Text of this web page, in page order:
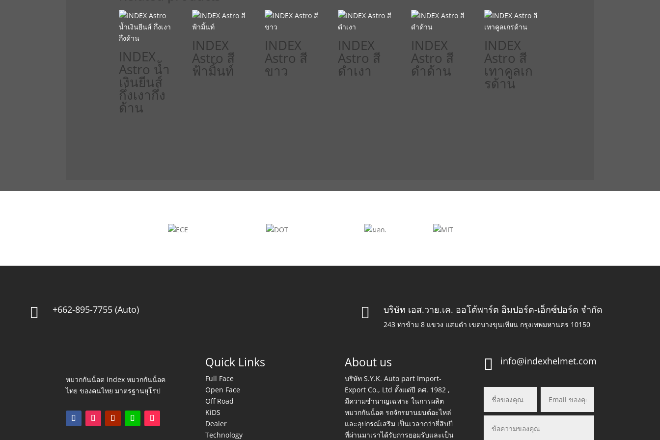
INDEX
Astro น้ำ
เงินยีนส์
กึ่งเงากึ่ง
ด้าน
INDEX
Astro สี
ฟ้ามิ้นท์
INDEX
Astro สี
ขาว
INDEX
Astro สี
ดำเงา
INDEX
Astro สี
ดำด้าน
INDEX
Astro สี
เทาคูลเก
รด้าน
 +662-895-7755 (Auto)  บริษัท เอส.วาย.เค. ออโต้พาร์ต อิมปอร์ต-เอ็กซ์ปอร์ต จำกัด
243 ท่าข้าม 8 แขวง แสมดำ เขตบางขุนเทียน กรุงเทพมหานคร 10150
หมวกกันน็อต index หมวกกันน็อค
ไทย ของคนไทย มาตรฐานยุโรป
Quick Links
Full Face
Open Face
Off Road
KiDS
Dealer
Technology
About us
บริษัท S.Y.K. Auto part Import-
Export Co., Ltd ตั้งแต่ปี คศ. 1982 ,
มีความชำนาญเฉพาะ ในการผลิต
หมวกกันน็อค รถจักรยานยนต์อะไหล่
และอุปกรณ์เสริม เป็นเวลากว่ายี่สิบปี
ที่ผ่านมาเราได้รับการยอมรับและเป็น
 info@indexhelmet.com